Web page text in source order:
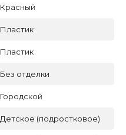
Красный
Пластик
Пластик
Без отделки
Городской
Детское (подростковое)